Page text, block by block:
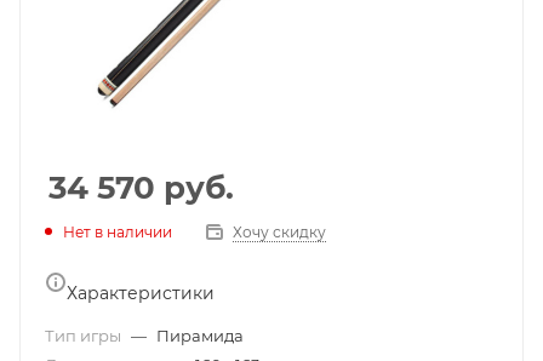
34 570 руб.
Нет в наличии Хочу скидку
Характеристики
Тип игры — Пирамида